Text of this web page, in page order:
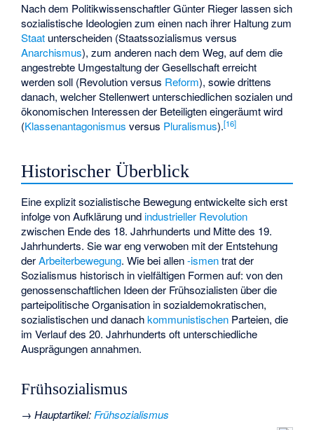
Nach dem Politikwissenschaftler Günter Rieger lassen sich
sozialistische Ideologien zum einen nach ihrer Haltung zum
Staat unterscheiden (Staatssozialismus versus
Anarchismus), zum anderen nach dem Weg, auf dem die
angestrebte Umgestaltung der Gesellschaft erreicht
werden soll (Revolution versus Reform), sowie drittens
danach, welcher Stellenwert unterschiedlichen sozialen und
ökonomischen Interessen der Beteiligten eingeräumt wird
(Klassenantagonismus versus Pluralismus).[16]
Historischer Überblick
Eine explizit sozialistische Bewegung entwickelte sich erst
infolge von Aufklärung und industrieller Revolution
zwischen Ende des 18. Jahrhunderts und Mitte des 19.
Jahrhunderts. Sie war eng verwoben mit der Entstehung
derArbeiterbewegung. Wie bei allen-ismentrat der
Sozialismus historisch in vielfältigen Formen auf: von den
genossenschaftlichen Ideen der Frühsozialisten über die
parteipolitische Organisation in sozialdemokratischen,
sozialistischen und danachkommunistischen Parteien, die
im Verlauf des 20. Jahrhunderts oft unterschiedliche
Ausprägungen annahmen.
Frühsozialismus
→Hauptartikel:Frühsozialismus